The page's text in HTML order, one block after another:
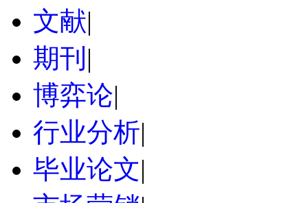
文献|
期刊 |
博弈论|
行业分析|
毕业论文|